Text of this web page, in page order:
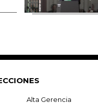
Alta Gerencia